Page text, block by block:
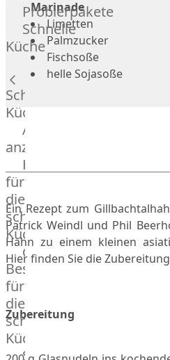
Lamm
Donald
Russell
Lamm
Bison
Kaninchen
Wild
Rotwild
Elch
Dry-
Aged
Burger
Würstchen
Traditionell
&
klassisch
Außergewöhnlich
&
exotisch
OTTO
Probierpakete
Schnelle
Küche
Schnelle
Küche
Alle
anzeigen
Hausmannskost
für
die
schnelle
Küche
das
Besondere
für
die
schnelle
Küche
Streetfood
Marinade
Limetten
Palmzucker
Fischsoße
helle Sojasoße
Ein Rezept zum
Patrick Weindl und Phil
Hahn zu einem kleinen
Hier finden Sie die
Zubereitung